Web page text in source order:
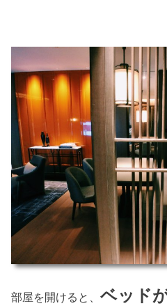
部屋を開けると、ベッド